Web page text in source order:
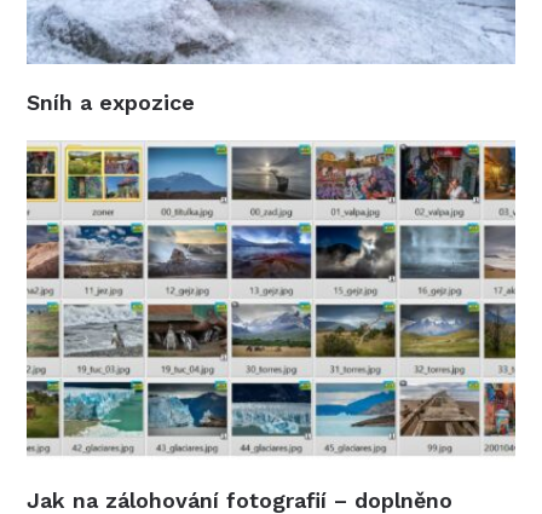
Sníh a expozice
Jak na zálohování fotografií – doplněno